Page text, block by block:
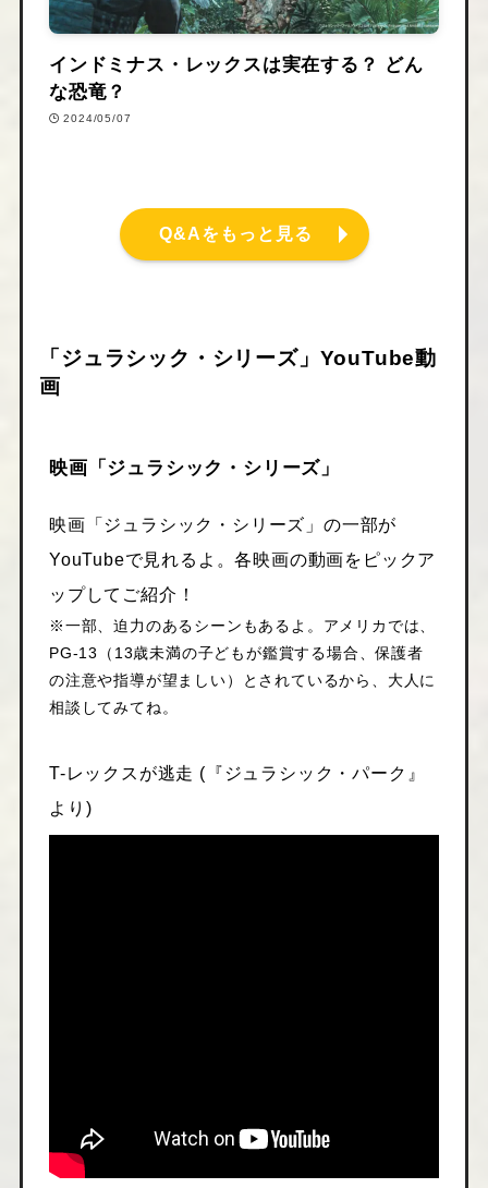
インドミナス・レックスは実在する？ どん
な恐竜？
2024/05/07
Q&Aをもっと見る
「ジュラシック・シリーズ」YouTube動
画
映画「ジュラシック・シリーズ」
映画「ジュラシック・シリーズ」の一部が
YouTubeで見れるよ。各映画の動画をピックア
ップしてご紹介！
※一部、迫力のあるシーンもあるよ。アメリカでは、
PG-13（13歳未満の子どもが鑑賞する場合、保護者
の注意や指導が望ましい）とされているから、大人に
相談してみてね。
T-レックスが逃走 (『ジュラシック・パーク』
より)